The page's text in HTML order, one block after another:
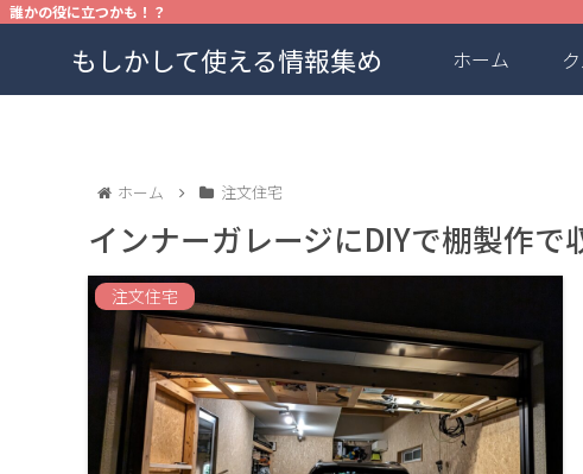
誰かの役に立つかも！？
もしかして使える情報集め ホーム
ホーム 注文住宅
インナーガレージにDIYで棚製作
注文住宅